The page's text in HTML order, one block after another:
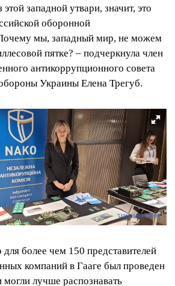
западной утвари, значит, это
оборонной
мы, западный мир, не можем
пятке? – подчеркнула член
антикоррупционного совета
Украины Елена Трегуб.
для более чем 150 представителей
компаний в Гааге был проведен
лучше распознавать